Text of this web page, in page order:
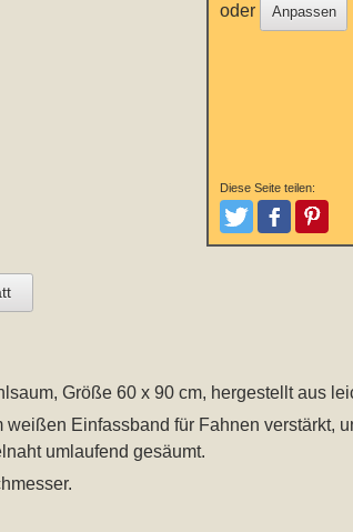
oder Anpassen
Diese Seite teilen:
TweetenPosten
, Größe 60 x 90 cm, hergestellt aus
Einfassband für Fahnen verstärkt,
umlaufend gesäumt.